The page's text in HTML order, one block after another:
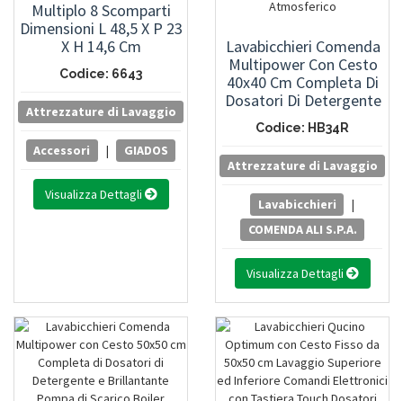
Multiplo 8 Scomparti
Dimensioni L 48,5 X P 23
X H 14,6 Cm
Codice: 6643
Attrezzature di Lavaggio
Accessori | GIADOS
Visualizza Dettagli
Lavabicchieri Comenda
Multipower Con Cesto
40x40 Cm Completa Di
Dosatori Di Detergente
E Brillantante Pompa Di
Scarico Boiler
Atmosferico
Codice: HB34R
Attrezzature di Lavaggio
Lavabicchieri
|
COMENDA ALI S.P.A.
Visualizza Dettagli